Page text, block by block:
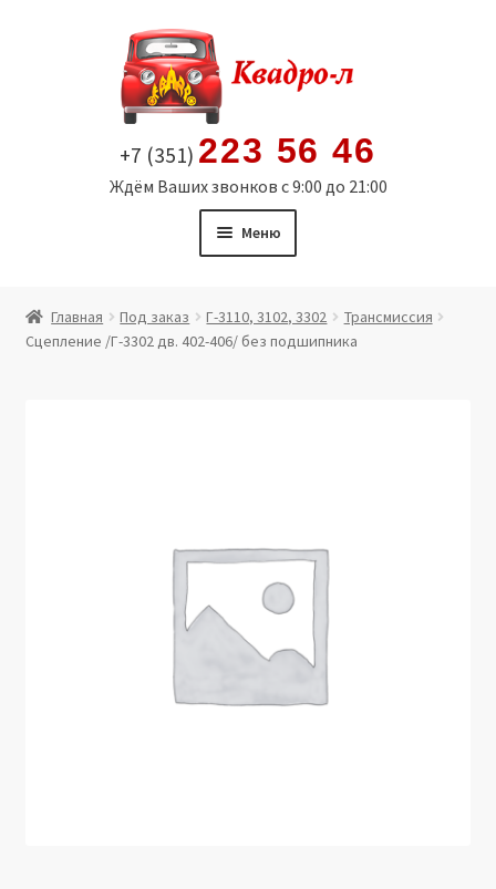
содержимому
+7 (351) 223 56 46
Ждём Ваших звонков с 9:00 до 21:00
Меню
Витрина
Юридические данные
Главная Под заказ Г-3110, 3102, 3302
Трансмиссия
Сцепление /Г-3302 дв. 402-406/ без подшипника